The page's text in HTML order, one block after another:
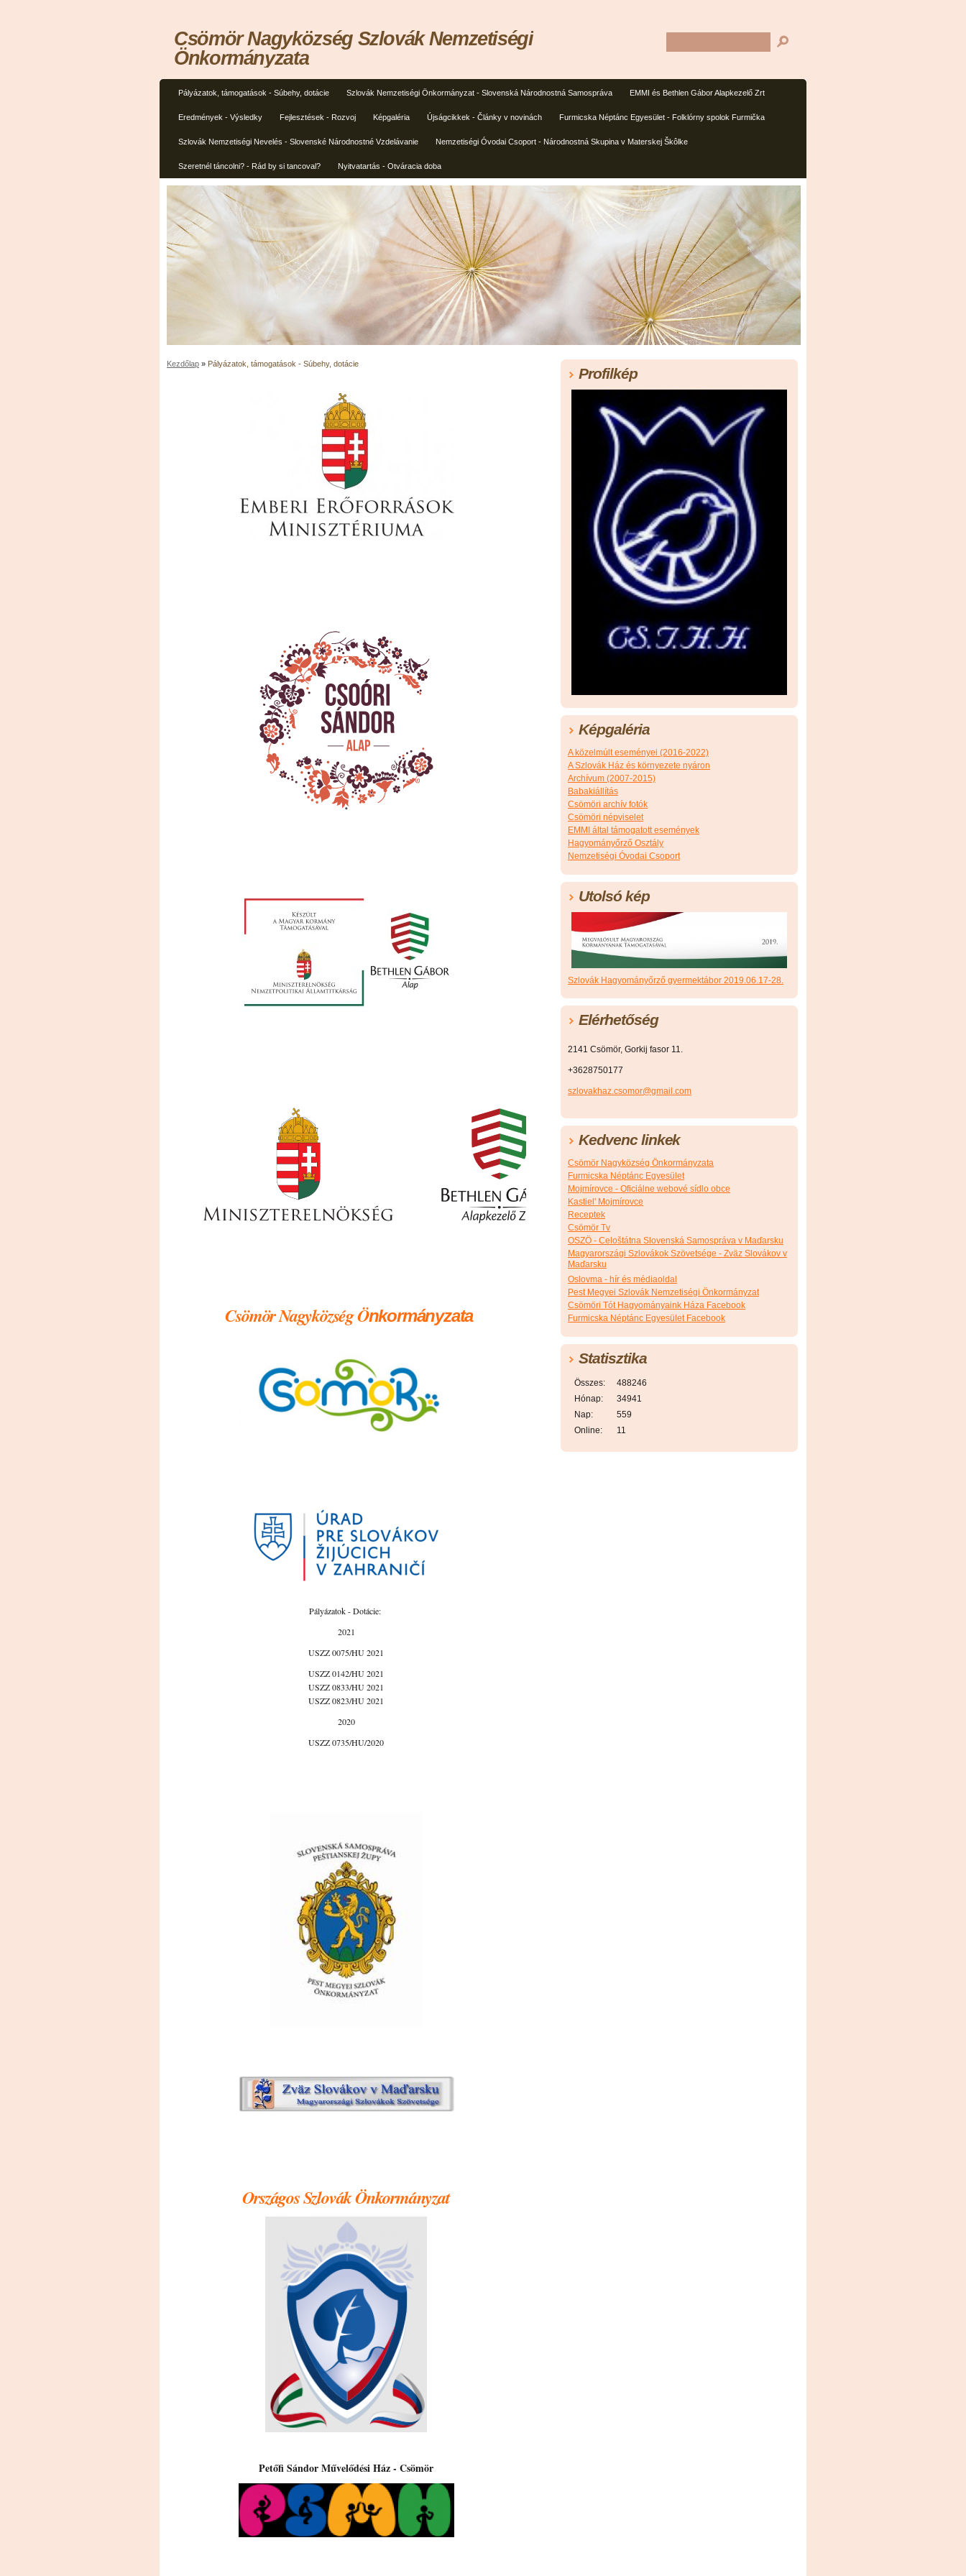
Pályázatok, támogatások - Súbehy, dotácie Szlovák Nemzetiségi Önkormányzat - Slovenská Národnostná Samospráva EMMI és Bethlen Gábor Alapkezelő Zrt
Eredmények - Výsledky Fejlesztések - Rozvoj Képgaléria Újságcikkek - Články v novinách Furmicska Néptánc Egyesület - Folklórny spolok Furmička
Szlovák Nemzetiségi Nevelés - Slovenské Národnostné Vzdelávanie Nemzetiségi Óvodai Csoport - Národnostná Skupina v Materskej Škôlke
Szeretnél táncolni? - Rád by si tancoval? Nyitvatartás - Otváracia doba
Csömör Nagyközség Szlovák Nemzetiségi
Önkormányzata
Kezdőlap » Pályázatok, támogatások - Súbehy, dotácie
Csömör Nagyközség Önkormányzata
Pályázatok - Dotácie:
2021
USZZ 0075/HU 2021
USZZ 0142/HU 2021
USZZ 0833/HU 2021
USZZ 0823/HU 2021
2020
USZZ 0735/HU/2020
Országos Szlovák Önkormányzat
Petőfi Sándor Művelődési Ház - Csömör
Profilkép
Képgaléria
A közelmúlt eseményei (2016-2022)
A Szlovák Ház és környezete nyáron
Archívum (2007-2015)
Babakiállítás
Csömöri archív fotók
Csömöri népviselet
EMMI által támogatott események
Hagyományőrző Osztály
Nemzetiségi Óvodai Csoport
Utolsó kép
Szlovák Hagyományőrző gyermektábor 2019.06.17-28.
Elérhetőség
2141 Csömör, Gorkij fasor 11.
+3628750177
szlovakhaz.csomor@gmail.com
Kedvenc linkek
Csömör Nagyközség Önkormányzata
Furmicska Néptánc Egyesület
Mojmírovce - Oficiálne webové sídlo obce
Kastiel' Mojmírovce
Receptek
Csömör Tv
OSZÖ - Celoštátna Slovenská Samospráva v Maďarsku
Magyarországi Szlovákok Szövetsége - Zväz Slovákov v
Maďarsku
Oslovma - hír és médiaoldal
Pest Megyei Szlovák Nemzetiségi Önkormányzat
Csömöri Tót Hagyományaink Háza Facebook
Furmicska Néptánc Egyesület Facebook
Statisztika
Online: 11
Összes:
488246
Hónap:
34941
Nap:
559